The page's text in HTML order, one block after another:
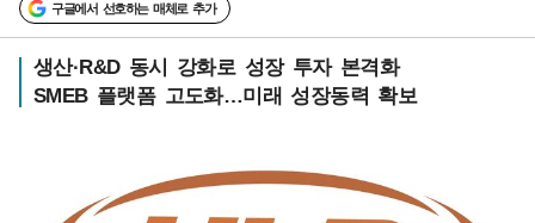
구글에서 선호하는 매체로 추가
생산·R&D 동시 강화로 성장 투자 본격화
SMEB 플랫폼 고도화…미래 성장동력 확보